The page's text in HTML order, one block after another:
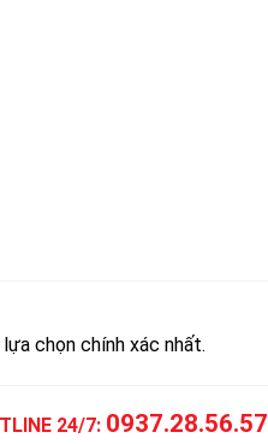
chọn chính xác nhất.
24/7: 0937.28.56.57